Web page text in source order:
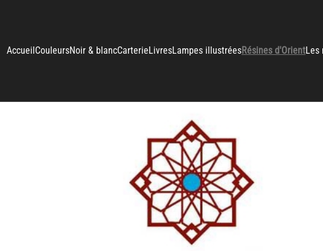
Accueil CouleursNoir & blancCarterieLivresLampes illustréesRésines d'OrientLes